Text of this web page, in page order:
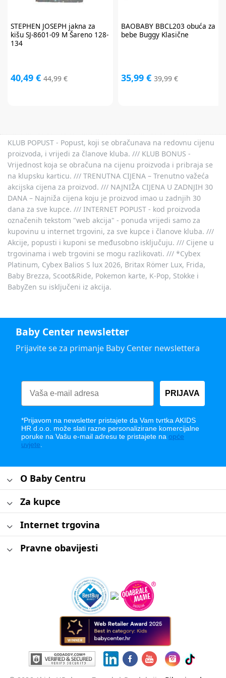
STEPHEN JOSEPH jakna za
kišu SJ-8601-09 M Šareno 128-
134
40,49 € 44,99 €
BAOBABYBBCL203 obuća za
bebe Buggy Klasične
35,99 € 39,99 €
KLUB POPUST - Popust, koji se obračunava na redovnu cijenu
proizvoda, i vrijedi za članove kluba. /// KLUB BONUS -
Vrijednost koja se obračuna na cijenu proizvoda i pribraja se
na klupsku karticu. /// TRENUTNA CIJENA – Trenutno važeća
akcijska cijena za proizvod. /// NAJNIŽA CIJENA U ZADNJIH 30
DANA – Najniža cijena koju je proizvod imao u zadnjih 30
dana za sve kupce. /// INTERNET POPUST - kod proizvoda
označenih tekstom "web akcija" - ponuda vrijedi samo za
kupovinu u internet trgovini, za sve kupce i članove kluba. ///
Akcije, popusti i kuponi se međusobno isključuju. /// Cijene u
trgovinama i web trgovini se mogu razlikovati. /// *Cybex
Platinum, Cybex Balios S lux 2026, Britax Römer Lux, Frida,
Baby Brezza, Scoot&Ride, Pokemon karte, K-Pop, Stokke i
BabyZen su isključeni iz akcija.
Baby Center newsletter
Prijavite se za primanje Baby Center newslettera
PRIJAVA
*Prijavom na newsletter pristajete da Vam tvrtka AKIDS
HR d.o.o. može slati razne personalizirane komercijalne
poruke na Vašu e-mail adresu te pristajete na opće
uvjete
O Baby Centru
Za kupce
Internet trgovina
Pravne obavijesti
popust vrijedi 30 dana.